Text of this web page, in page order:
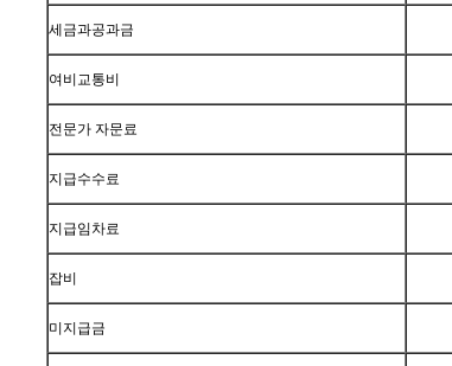
세금과공과금
여비교통비
전문가 자문료
지급수수료
지급임차료
잡비
미지급금